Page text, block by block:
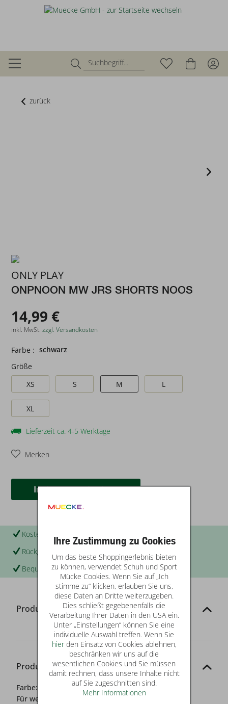
zurück
ONLY PLAY
ONPNOON MW JRS SHORTS NOOS
14,99 €
inkl. MwSt.zzgl. Versandkosten
Farbe : schwarz
Größe
XS
S M L
XL
Lieferzeit ca. 4-5 Werktage
Merken
In denWarenkorb
Kostenloser Versand & Rückversand
Rückgabe in Ihrer Filiale
Bequem per Rechnung zahlen
Produktinformationen
Produkt-Details
Farbe:
Für wen?:
Ihre Zustimmung zu Cookies
Um das beste Shoppingerlebnis bieten
zu können, verwendet Schuh und Sport
Mücke Cookies. Wenn Sie auf „Ich
stimme zu“ klicken, erlauben Sie uns,
diese Daten an Dritte weiterzugeben.
Dies schließt gegebenenfalls die
Verarbeitung Ihrer Daten in den USA ein.
Unter „Einstellungen“ können Sie eine
individuelle Auswahl treffen. Wenn Sie
hierden Einsatz von Cookies ablehnen,
beschränken wir uns auf die
wesentlichen Cookies und Sie müssen
damit rechnen, dass unsere Inhalte nicht
auf Sie zugeschnitten sind.
Mehr Informationen